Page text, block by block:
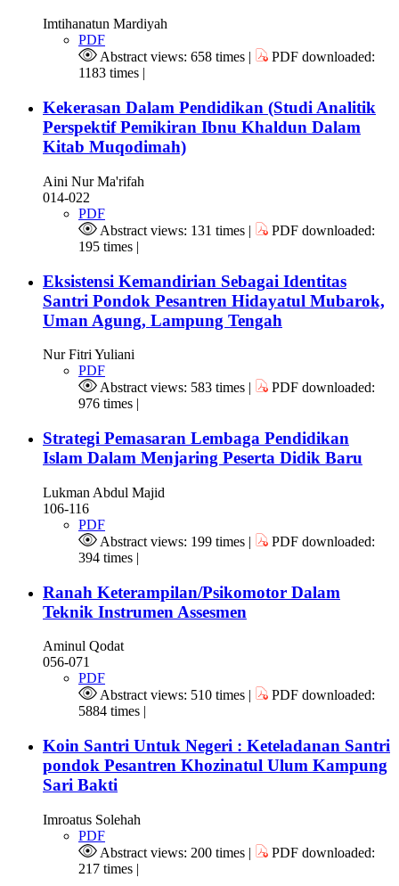
Imtihanatun Mardiyah
PDF
Abstract views: 658 times |
PDF downloaded:
1183 times |
Kekerasan Dalam Pendidikan (Studi Analitik
Perspektif Pemikiran Ibnu Khaldun Dalam
Kitab Muqodimah)
Aini Nur Ma'rifah
014-022
PDF
Abstract views: 131 times |
PDF downloaded:
195 times |
Eksistensi Kemandirian Sebagai Identitas
Santri Pondok Pesantren Hidayatul Mubarok,
Uman Agung, Lampung Tengah
Nur Fitri Yuliani
PDF
Abstract views: 583 times |
PDF downloaded:
976 times |
Strategi Pemasaran Lembaga Pendidikan
Islam Dalam Menjaring Peserta Didik Baru
Lukman Abdul Majid
106-116
PDF
Abstract views: 199 times |
PDF downloaded:
394 times |
Ranah Keterampilan/Psikomotor Dalam
Teknik Instrumen Assesmen
Aminul Qodat
056-071
PDF
Abstract views: 510 times |
PDF downloaded:
5884 times |
Koin Santri Untuk Negeri : Keteladanan Santri
pondok Pesantren Khozinatul Ulum Kampung
Sari Bakti
Imroatus Solehah
PDF
Abstract views: 200 times |
PDF downloaded:
217 times |